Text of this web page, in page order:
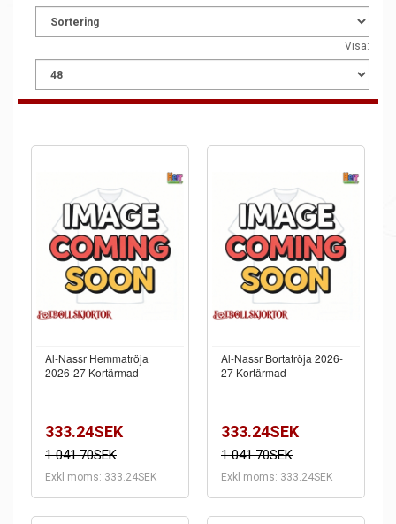
Visa:
Al-Nassr Hemmatröja
2026-27 Kortärmad
333.24SEK
1 041.70SEK
Exkl moms: 333.24SEK
Al-Nassr Bortatröja 2026-
27 Kortärmad
333.24SEK
1 041.70SEK
Exkl moms: 333.24SEK